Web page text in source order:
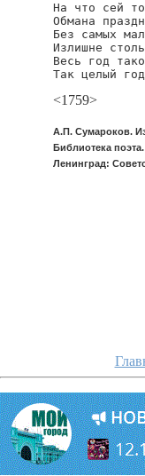
На что сей
Обмана
Без самых
Излишне
Весь год
Так целый
<1759>
А.П. Сумароков.
Библиотека
Ленинград: